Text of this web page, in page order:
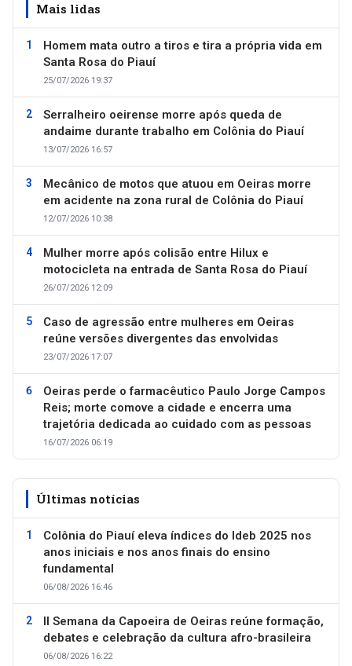
Mais lidas
Homem mata outro a tiros e tira a própria vida em
Santa Rosa do Piauí
25/07/2026 19:37
Serralheiro oeirense morre após queda de
andaime durante trabalho em Colônia do Piauí
13/07/2026 16:57
Mecânico de motos que atuou em Oeiras morre
em acidente na zona rural de Colônia do Piauí
12/07/2026 10:38
Mulher morre após colisão entre Hilux e
motocicleta na entrada de Santa Rosa do Piauí
26/07/2026 12:09
Caso de agressão entre mulheres em Oeiras
reúne versões divergentes das envolvidas
23/07/2026 17:07
Oeiras perde o farmacêutico Paulo Jorge Campos
Reis; morte comove a cidade e encerra uma
trajetória dedicada ao cuidado com as pessoas
16/07/2026 06:19
Últimas notícias
Colônia do Piauí eleva índices do Ideb 2025 nos
anos iniciais e nos anos finais do ensino
fundamental
06/08/2026 16:46
II Semana da Capoeira de Oeiras reúne formação,
debates e celebração da cultura afro-brasileira
06/08/2026 16:22